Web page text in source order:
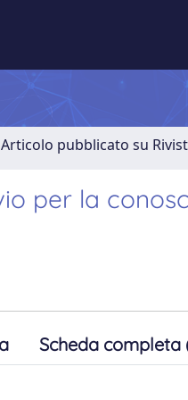
Articolo pubblicato su
per la
Scheda completa